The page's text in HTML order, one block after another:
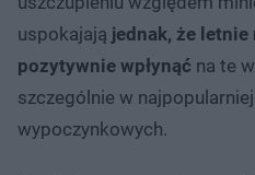
uspokajają jednak, że
pozytywnie wpłynąć na te
szczególnie w
wypoczynkowych.